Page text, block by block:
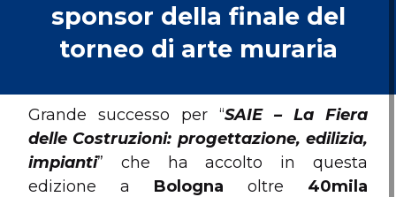
sponsor della finale del
torneo di arte muraria
Grande successo per “SAIE – La Fiera
delle Costruzioni: progettazione, edilizia,
impianti” che ha accolto in questa
edizione a Bologna oltre 40mila